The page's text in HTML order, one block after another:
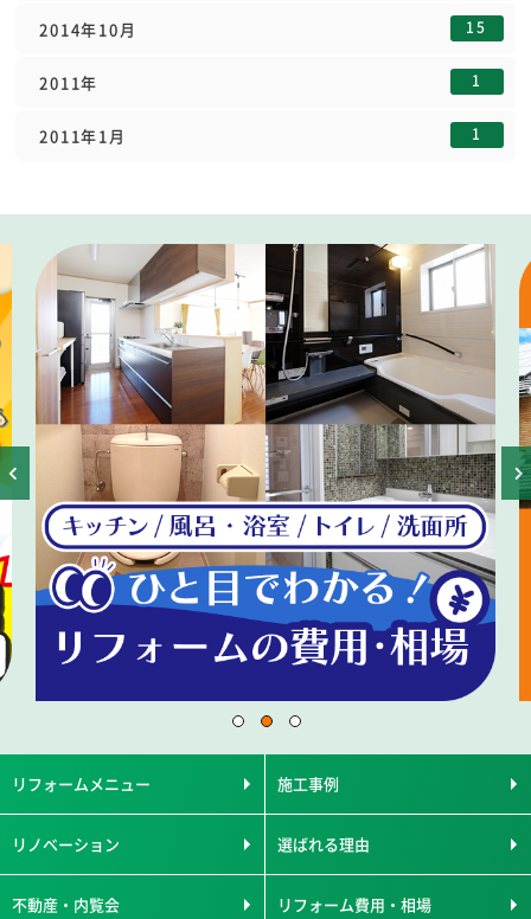
2014年10月 15
2011年 1
2011年1月 1
リフォームメニュー 施工事例
リノベーション 選ばれる理由
不動産・内覧会 リフォーム費用・相場